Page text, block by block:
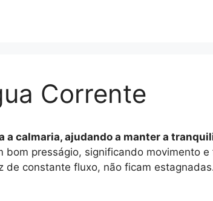
Corrente
a calmaria, ajudando a manter a
bom presságio, significando movimento
de constante fluxo, não ficam